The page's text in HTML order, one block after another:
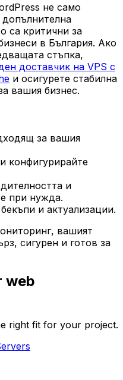
не само
са критични за
в България. Ако
стъпка,
доставчик на VPS с
и осигурете стабилна
вашия бизнес.
за вашия
конфигурирайте
и
при нужда.
и актуализации.
вашият
сигурен и готов за
web
right fit for your project.